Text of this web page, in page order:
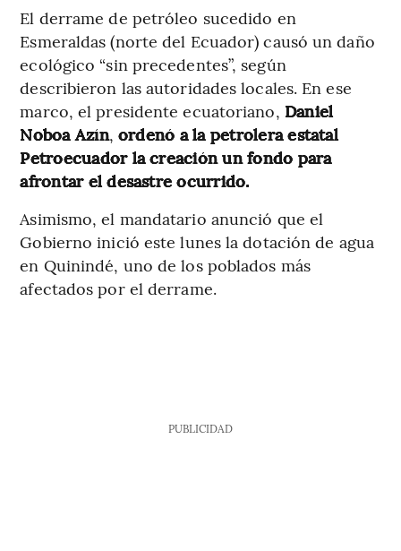
El derrame de petróleo sucedido en
Esmeraldas (norte del Ecuador) causó un daño
ecológico “sin precedentes”, según
describieron las autoridades locales. En ese
marco, el presidente ecuatoriano, Daniel
Noboa Azín, ordenó a la petrolera estatal
Petroecuador la creación un fondo para
afrontar el desastre ocurrido.
Asimismo, el mandatario anunció que el
Gobierno inició este lunes la dotación de agua
en Quinindé, uno de los poblados más
afectados por el derrame.
PUBLICIDAD